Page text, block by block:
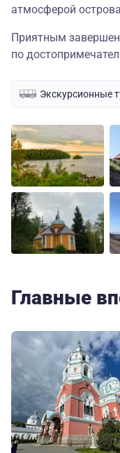
атмосферой
Приятным
по
Экскурсионные
Главные